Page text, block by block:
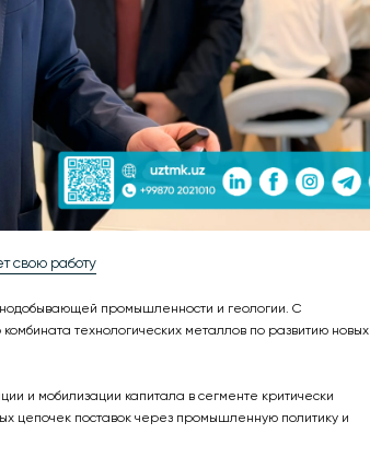
свою работу
промышленности и геологии. С
технологических металлов по развитию новых
и мобилизации капитала в сегменте критически
цепочек поставок через промышленную политику и